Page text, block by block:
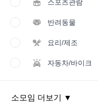
스포츠관람
반려동물
요리/제조
자동차/바이크
소모임 더보기 ▼